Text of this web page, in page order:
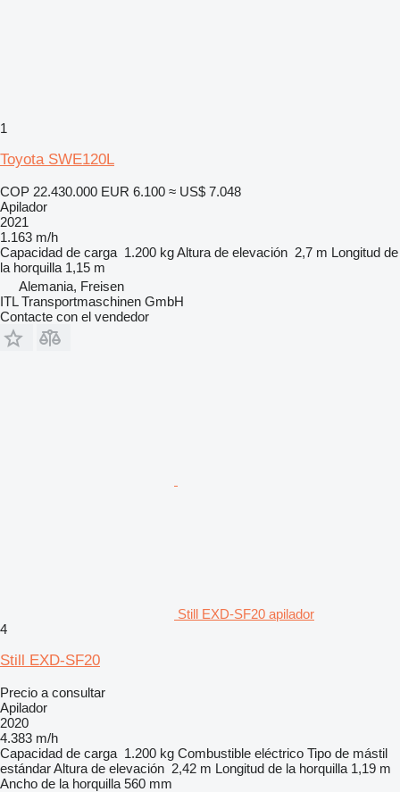
1
Toyota SWE120L
COP 22.430.000 EUR 6.100 ≈ US$ 7.048
Apilador
2021
1.163 m/h
Capacidad de carga 1.200 kgAltura de elevación 2,7 m Longitud de
la horquilla 1,15 m
Alemania, Freisen
ITL Transportmaschinen GmbH
Contacte con el vendedor
Still EXD-SF20 apilador
4
Still EXD-SF20
Precio a consultar
Apilador
2020
4.383 m/h
Capacidad de carga 1.200 kg Combustible eléctrico Tipo de mástil
estándarAltura de elevación 2,42 m Longitud de la horquilla 1,19 m
Ancho de la horquilla 560 mm